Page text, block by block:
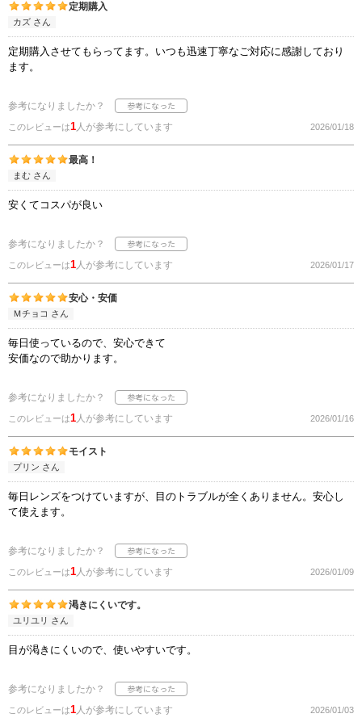
定期購入
カズ さん
定期購入させてもらってます。いつも迅速丁寧なご対応に感謝しており
ます。
参考になりましたか？
このレビューは1人が参考にしています 2026/01/18
最高！
まむ さん
安くてコスパが良い
参考になりましたか？
このレビューは1人が参考にしています 2026/01/17
安心・安価
Ｍチョコ さん
毎日使っているので、安心できて
安価なので助かります。
参考になりましたか？
このレビューは1人が参考にしています 2026/01/16
モイスト
プリン さん
毎日レンズをつけていますが、目のトラブルが全くありません。安心し
て使えます。
参考になりましたか？
このレビューは1人が参考にしています 2026/01/09
渇きにくいです。
ユリユリ さん
目が渇きにくいので、使いやすいです。
参考になりましたか？
このレビューは1人が参考にしています 2026/01/03